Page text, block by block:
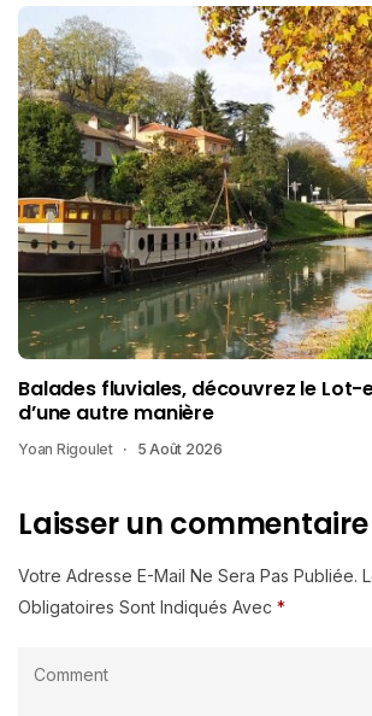
Balades fluviales, découvrez le
d’une autre manière
Yoan Rigoulet 5 Août 2026
Laisser un commentaire
Votre Adresse E-Mail Ne Sera Pas Publiée.
Obligatoires Sont Indiqués Avec *